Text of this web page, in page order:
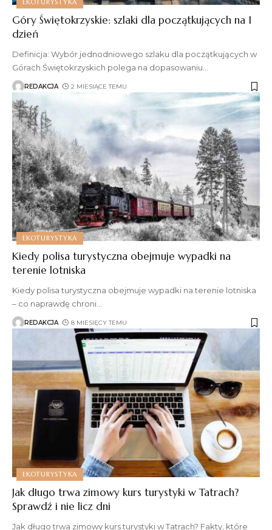
EKOTURYSTYKA
Góry Świętokrzyskie: szlaki dla początkujących na 1
dzień
Definicja: Wybór jednodniowego szlaku dla początkujących w
Górach Świętokrzyskich polega na dopasowaniu…
REDAKCJA 2 MIESIĄCE TEMU
EKOTURYSTYKA
Kiedy polisa turystyczna obejmuje wypadki na
terenie lotniska
Kiedy polisa turystyczna obejmuje wypadki na terenie lotniska
– co naprawdę chroni
REDAKCJA 8 MIESIĘCY TEMU
EKOTURYSTYKA
Jak długo trwa zimowy kurs turystyki w Tatrach?
Sprawdź i nie licz dni
Jak długo trwa zimowy kurs turystyki w Tatrach? Fakty, które